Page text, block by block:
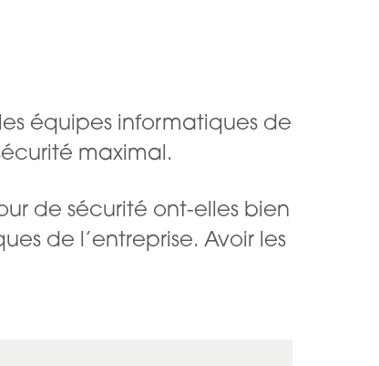
équipes informatiques de
maximal.
de sécurité ont-elles bien
de l’entreprise. Avoir les